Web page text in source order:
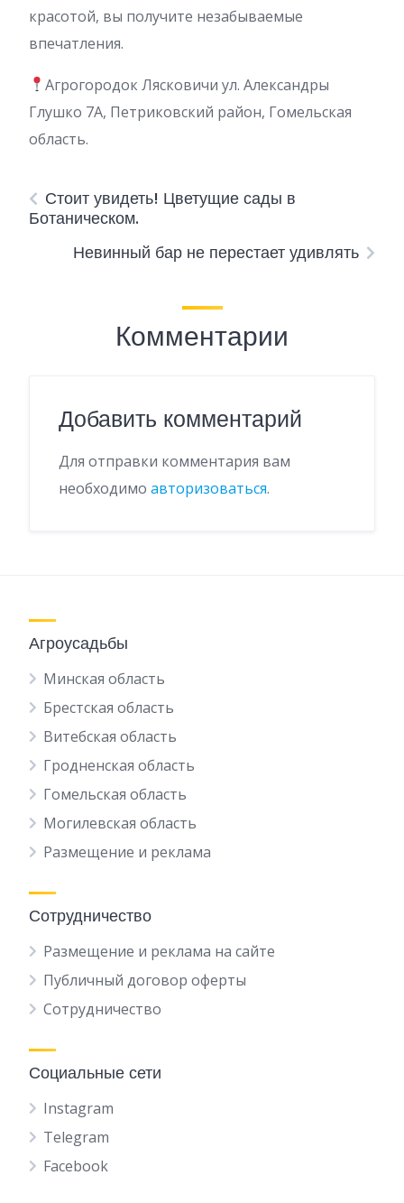
красотой, вы получите незабываемые
впечатления.
Агрогородок Лясковичи ул. Александры
Глушко 7А, Петриковский район, Гомельская
область.
Стоит увидеть! Цветущие сады в
Ботаническом.
Невинный бар не перестает удивлять
Комментарии
Добавить комментарий
Для отправки комментария вам
необходимо авторизоваться.
Агроусадьбы
Минская область
Брестская область
Витебская область
Гродненская область
Гомельская область
Могилевская область
Размещение и реклама
Сотрудничество
Размещение и реклама на сайте
Публичный договор оферты
Сотрудничество
Социальные сети
Instagram
Telegram
Facebook